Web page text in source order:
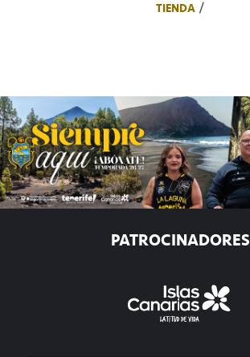
TIENDA
PATROCINADORES